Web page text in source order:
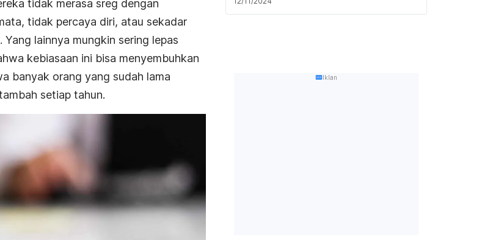
tidak merasa sreg dengan
tidak percaya diri, atau sekadar
lainnya mungkin sering lepas
kebiasaan ini bisa menyembuhkan
banyak orang yang sudah lama
setiap tahun.
Iklan